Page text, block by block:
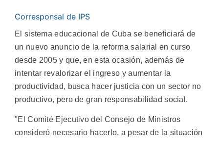
Corresponsal de IPS
El sistema educacional de Cuba se beneficiará de
un nuevo anuncio de la reforma salarial en curso
desde 2005 y que, en esta ocasión, además de
intentar revalorizar el ingreso y aumentar la
productividad, busca hacer justicia con un sector no
productivo, pero de gran responsabilidad social.
"El Comité Ejecutivo del Consejo de Ministros
consideró necesario hacerlo, a pesar de la situación